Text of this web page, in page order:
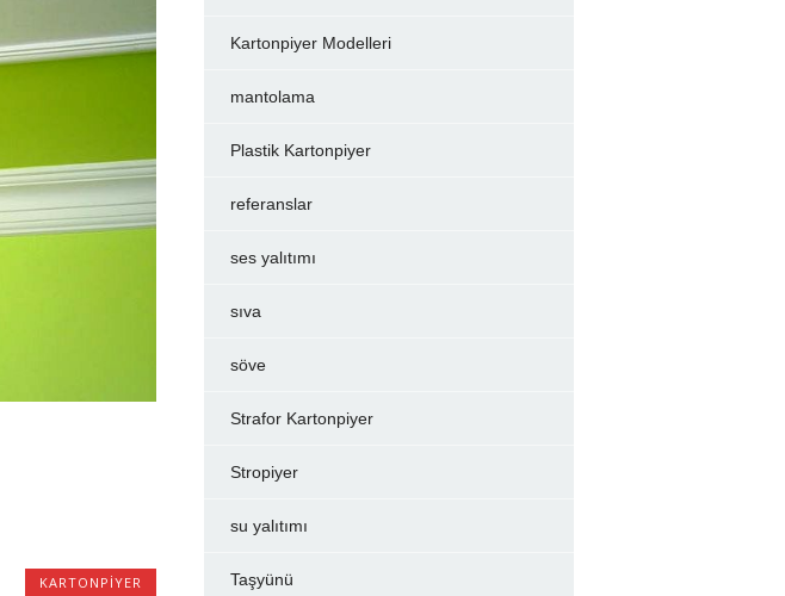
KARTONPIYER
Kartonpiyer Modelleri
mantolama
Plastik Kartonpiyer
referanslar
ses yalıtımı
sıva
söve
Strafor Kartonpiyer
Stropiyer
su yalıtımı
Taşyünü